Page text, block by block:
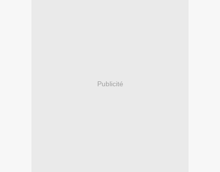
Publicité